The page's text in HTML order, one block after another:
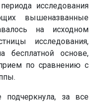
исследования
вышеназванные
на исходном
исследования,
бесплатной основе,
по сравнению с
за все